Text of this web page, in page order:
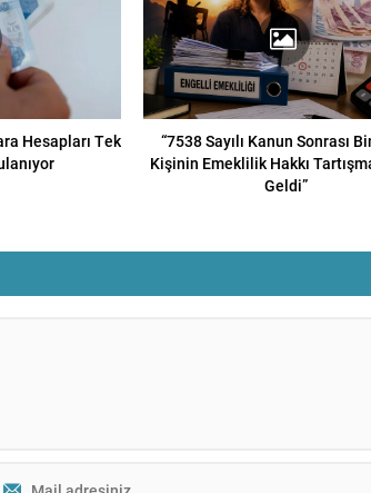
Hesapları Tek
“7538 Sayılı Kanun Sonrası
Kişinin Emeklilik Hakkı
Geldi”